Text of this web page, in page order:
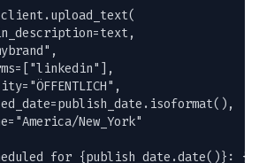
New_York"
for {publish_date.date()}: